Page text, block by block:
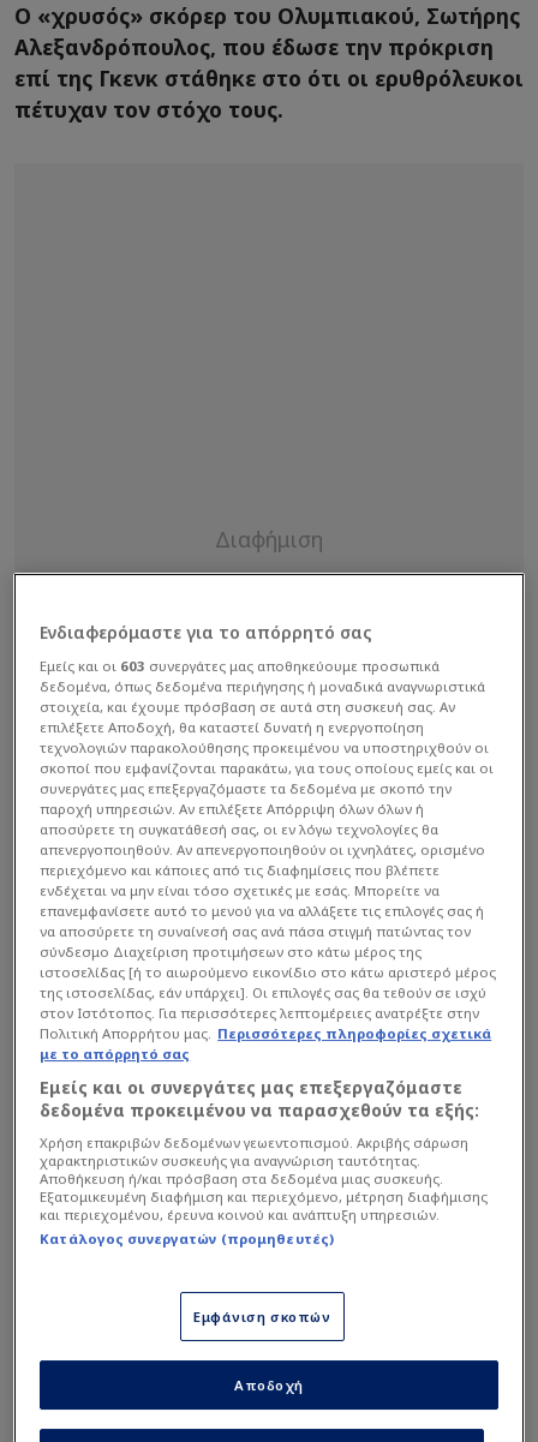
Ο «χρυσός» σκόρερ του Ολυμπιακού, Σωτήρης
Αλεξανδρόπουλος, που έδωσε την πρόκριση
επί της Γκενκ στάθηκε στο ότι οι ερυθρόλευκοι
πέτυχαν τον στόχο τους.
Αναλυτικά όσα ανέφερε o Σωτήρης
Αλεξανδρόπουλος στην κάμερα της Cosmote TV:
«Είμαι πολύ χαρούμενος με την πρόκριση. Πετύχαμε
τον στόχο μας, αν και δεν παίξαμε καλά βοήθησα και
πήραμε αυτό που αξίζαμε.
Ενδιαφερόμαστε για το απόρρητό σας
Εμείς και οι 603 συνεργάτες μας αποθηκεύουμε προσωπικά
δεδομένα, όπως δεδομένα περιήγησης ή μοναδικά αναγνωριστικά
στοιχεία, και έχουμε πρόσβαση σε αυτά στη συσκευή σας. Αν
επιλέξετε Αποδοχή, θα καταστεί δυνατή η ενεργοποίηση
τεχνολογιών παρακολούθησης προκειμένου να υποστηριχθούν οι
σκοποί που εμφανίζονται παρακάτω, για τους οποίους εμείς και οι
συνεργάτες μας επεξεργαζόμαστε τα δεδομένα με σκοπό την
παροχή υπηρεσιών. Αν επιλέξετε Απόρριψη όλων όλων ή
αποσύρετε τη συγκατάθεσή σας, οι εν λόγω τεχνολογίες θα
απενεργοποιηθούν. Αν απενεργοποιηθούν οι ιχνηλάτες, ορισμένο
περιεχόμενο και κάποιες από τις διαφημίσεις που βλέπετε
ενδέχεται να μην είναι τόσο σχετικές με εσάς. Μπορείτε να
επανεμφανίσετε αυτό το μενού για να αλλάξετε τις επιλογές σας ή
να αποσύρετε τη συναίνεσή σας ανά πάσα στιγμή πατώντας τον
σύνδεσμο Διαχείριση προτιμήσεων στο κάτω μέρος της
ιστοσελίδας [ή το αιωρούμενο εικονίδιο στο κάτω αριστερό μέρος
της ιστοσελίδας, εάν υπάρχει]. Οι επιλογές σας θα τεθούν σε ισχύ
στον Ιστότοπος. Για περισσότερες λεπτομέρειες ανατρέξτε στην
Πολιτική Απορρήτου μας. Περισσότερες πληροφορίες σχετικά
με το απόρρητό σας
Εμείς και οι συνεργάτες μας επεξεργαζόμαστε
δεδομένα προκειμένου να παρασχεθούν τα εξής:
Χρήση επακριβών δεδομένων γεωεντοπισμού. Ακριβής σάρωση
χαρακτηριστικών συσκευής για αναγνώριση ταυτότητας.
Αποθήκευση ή/και πρόσβαση στα δεδομένα μιας συσκευής.
Εξατομικευμένη διαφήμιση και περιεχόμενο, μέτρηση διαφήμισης
και περιεχομένου, έρευνα κοινού και ανάπτυξη υπηρεσιών.
Κατάλογος συνεργατών (προμηθευτές)
Εμφάνιση σκοπών
Αποδοχή